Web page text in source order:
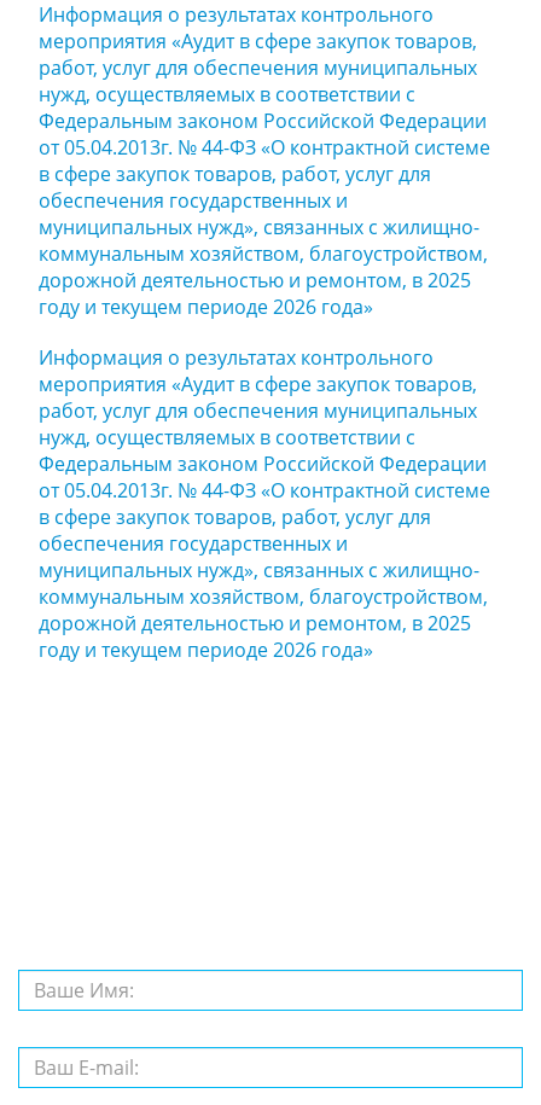
Информация о результатах контрольного
мероприятия «Аудит в сфере закупок товаров,
работ, услуг для обеспечения муниципальных
нужд, осуществляемых в соответствии с
Федеральным законом Российской Федерации
от 05.04.2013г. № 44-ФЗ «О контрактной системе
в сфере закупок товаров, работ, услуг для
обеспечения государственных и
муниципальных нужд», связанных с жилищно-
коммунальным хозяйством, благоустройством,
дорожной деятельностью и ремонтом, в 2025
году и текущем периоде 2026 года»
Информация о результатах контрольного
мероприятия «Аудит в сфере закупок товаров,
работ, услуг для обеспечения муниципальных
нужд, осуществляемых в соответствии с
Федеральным законом Российской Федерации
от 05.04.2013г. № 44-ФЗ «О контрактной системе
в сфере закупок товаров, работ, услуг для
обеспечения государственных и
муниципальных нужд», связанных с жилищно-
коммунальным хозяйством, благоустройством,
дорожной деятельностью и ремонтом, в 2025
году и текущем периоде 2026 года»